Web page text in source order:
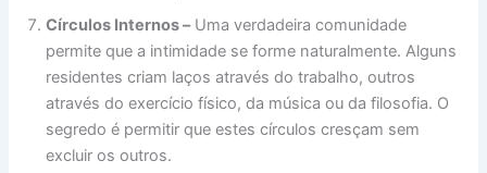
Círculos Internos –Uma verdadeira comunidade
permite que a intimidade se forme naturalmente. Alguns
residentes criam laços através do trabalho, outros
através do exercício físico, da música ou da filosofia. O
segredo é permitir que estes círculos cresçam sem
excluir os outros.